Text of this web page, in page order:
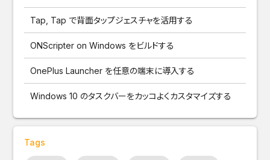
Tap, Tap で背面タップジェスチャを活用する
ONScripter on Windows をビルドする
OnePlus Launcher を任意の端末に導入する
Windows 10 のタスクバーをカッコよくカスタマイズする
Tags